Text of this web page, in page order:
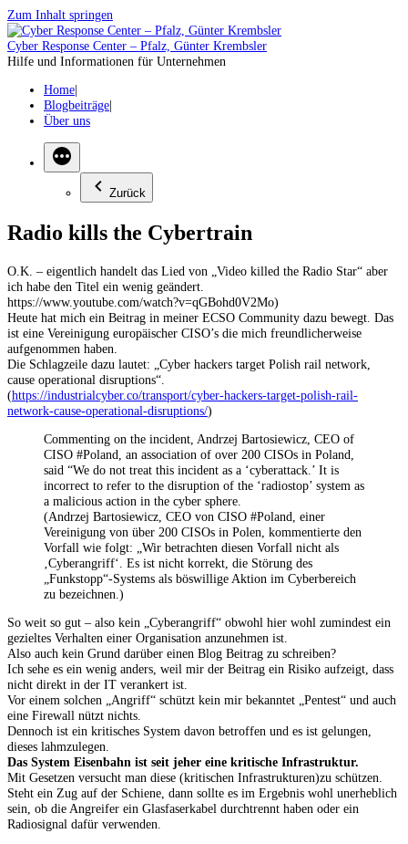
Zum Inhalt springen
Cyber Response Center – Pfalz, Günter Krembsler
Hilfe und Informationen für Unternehmen
Home
Blogbeiträge
Über uns
Zurück
Radio kills the Cybertrain
O.K. – eigentlich handelt das Lied von „Video killed the Radio Star“ aber
ich habe den Titel ein wenig geändert.
https://www.youtube.com/watch?v=qGBohd0V2Mo)
Heute hat mich ein Beitrag in meiner ECSO Community dazu bewegt. Das
ist eine Vereinigung europäischer CISO’s die mich freundlicherweise
aufgenommen haben.
Die Schlagzeile dazu lautet: „Cyber hackers target Polish rail network,
cause operational disruptions“.
(https://industrialcyber.co/transport/cyber-hackers-target-polish-rail-
network-cause-operational-disruptions/)
Commenting on the incident, Andrzej Bartosiewicz, CEO of
CISO #Poland, an association of over 200 CISOs in Poland,
said “We do not treat this incident as a ‘cyberattack.’ It is
incorrect to refer to the disruption of the ‘radiostop’ system as
a malicious action in the cyber sphere.
(Andrzej Bartosiewicz, CEO von CISO #Poland, einer
Vereinigung von über 200 CISOs in Polen, kommentierte den
Vorfall wie folgt: „Wir betrachten diesen Vorfall nicht als
‚Cyberangriff‘. Es ist nicht korrekt, die Störung des
„Funkstopp“-Systems als böswillige Aktion im Cyberbereich
zu bezeichnen.)
So weit so gut – also kein „Cyberangriff“ obwohl hier wohl zumindest ein
gezieltes Verhalten einer Organisation anzunehmen ist.
Also auch kein Grund darüber einen Blog Beitrag zu schreiben?
Ich sehe es ein wenig anders, weil mir der Beitrag ein Risiko aufzeigt, dass
nicht direkt in der IT verankert ist.
Vor einem solchen „Angriff“ schützt kein mir bekanntet „Pentest“ und auch
eine Firewall nützt nichts.
Dennoch ist ein kritisches System davon betroffen und es ist gelungen,
dieses lahmzulegen.
Das System Eisenbahn ist seit jeher eine kritische Infrastruktur.
Mit Gesetzen versucht man diese (kritischen Infrastrukturen)zu schützen.
Steht ein Zug auf der Schiene, dann sollte es im Ergebnis wohl unerheblich
sein, ob die Angreifer ein Glasfaserkabel durchtrennt haben oder ein
Radiosignal dafür verwenden.